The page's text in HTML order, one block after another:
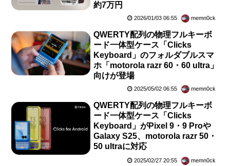
約7万円
2026/01/03 06:55 memn0ck
QWERTY配列の物理フルキーボ
ード一体型ケース「Clicks
Keyboard」のフォルダブルスマ
ホ「motorola razr 60・60 ultra」
向けが登場
2025/05/02 06:55 memn0ck
QWERTY配列の物理フルキーボ
ード一体型ケース「Clicks
Keyboard」がPixel 9・9 Proや
Galaxy S25、motorola razr 50・
50 ultraに対応
2025/02/27 20:55 memn0ck